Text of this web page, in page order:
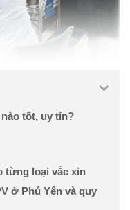
tốt, uy tín?
từng loại vắc xin
ở Phú Yên và quy